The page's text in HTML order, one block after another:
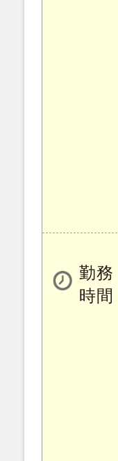
勤務
時間